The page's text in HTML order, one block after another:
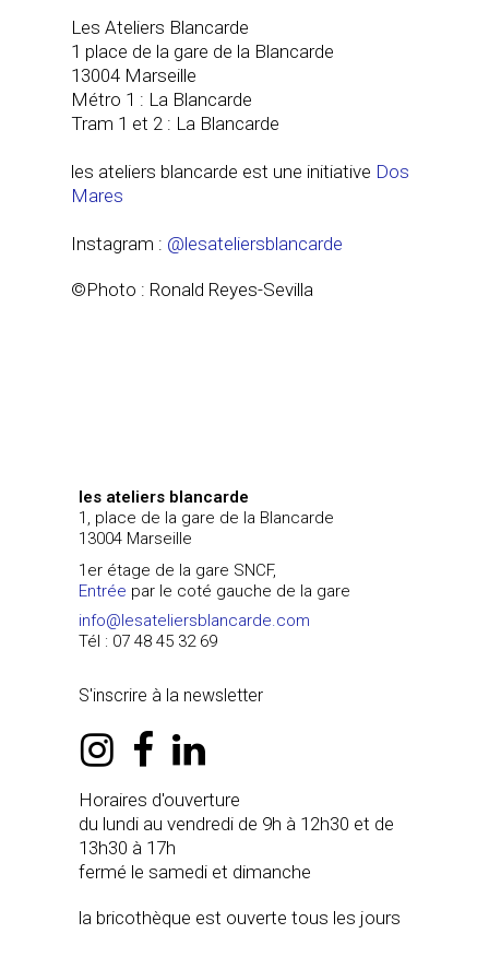
Les Ateliers Blancarde
1 place de la gare de la Blancarde
13004 Marseille
Métro 1 : La Blancarde
Tram 1 et 2 : La Blancarde
les ateliers blancarde est une initiative Dos
Mares
Instagram : @lesateliersblancarde
©Photo : Ronald Reyes-Sevilla
les ateliers blancarde
1, place de la gare de la Blancarde
13004 Marseille
1er étage de la gare SNCF,
Entrée par le coté gauche de la gare
info@lesateliersblancarde.com
Tél : 07 48 45 32 69
S'inscrire à la newsletter
instagram
facebook
linkedin
Horaires d'ouverture
du lundi au vendredi de 9h à 12h30 et de
13h30 à 17h
fermé le samedi et dimanche
la bricothèque est ouverte tous les jours